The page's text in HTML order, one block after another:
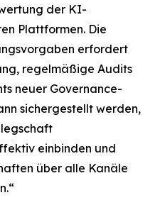
der KI-
Plattformen. Die
erfordert
regelmäßige Audits
neuer Governance-
sichergestellt werden,
einbinden und
über alle Kanäle